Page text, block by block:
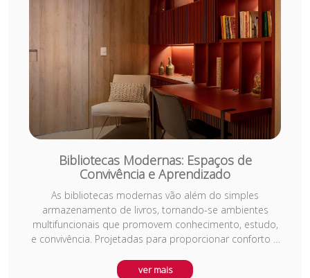
tecnologia para criar banheiros comerciais modernos e
funcionais. E não deixe que conferir os produtos para
banheiro no nosso marketplace Viva decora Shop
https://www.vivadecorashop.com.br/banheiro
Bibliotecas Modernas: Espaços de
Convivência e Aprendizado
As bibliotecas modernas vão além do simples
armazenamento de livros, tornando-se ambientes
multifuncionais que promovem conhecimento, estudo,
e convivência. Projetadas para proporcionar conforto e
tecnológica e design ergonômico, criando espaços que
ver mais